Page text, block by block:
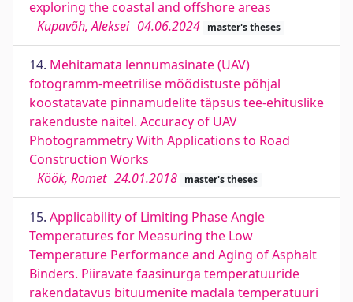
exploring the coastal and offshore areas
Kupavõh, Aleksei 04.06.2024 master's theses
14. Mehitamata lennumasinate (UAV)
fotogramm-meetrilise mõõdistuste põhjal
koostatavate pinnamudelite täpsus tee-ehituslike
rakenduste näitel. Accuracy of UAV
Photogrammetry With Applications to Road
Construction Works
Köök, Romet 24.01.2018 master's theses
15. Applicability of Limiting Phase Angle
Temperatures for Measuring the Low
Temperature Performance and Aging of Asphalt
Binders. Piiravate faasinurga temperatuuride
rakendatavus bituumenite madala temperatuuri